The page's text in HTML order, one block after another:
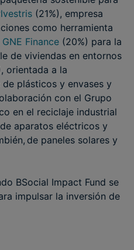
(21%), empresa
como herramienta
GNE Finance (20%) para la
de viviendas en entornos
orientada a la
plásticos y envases y
con el Grupo
en el reciclaje industrial
aparatos eléctricos y
de paneles solares y
BSocial Impact Fund se
impulsar la inversión de